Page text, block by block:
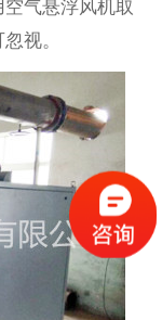
气悬浮风机取
视。